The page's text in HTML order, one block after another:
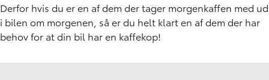
Derfor hvis du er en af dem der tager morgenkaffen med ud
i bilen om morgenen, så er du helt klart en af dem der har
behov for at din bil har en kaffekop!